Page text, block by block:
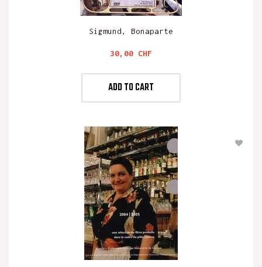
Sigmund, Bonaparte
Preis
30,00 CHF
ADD TO CART